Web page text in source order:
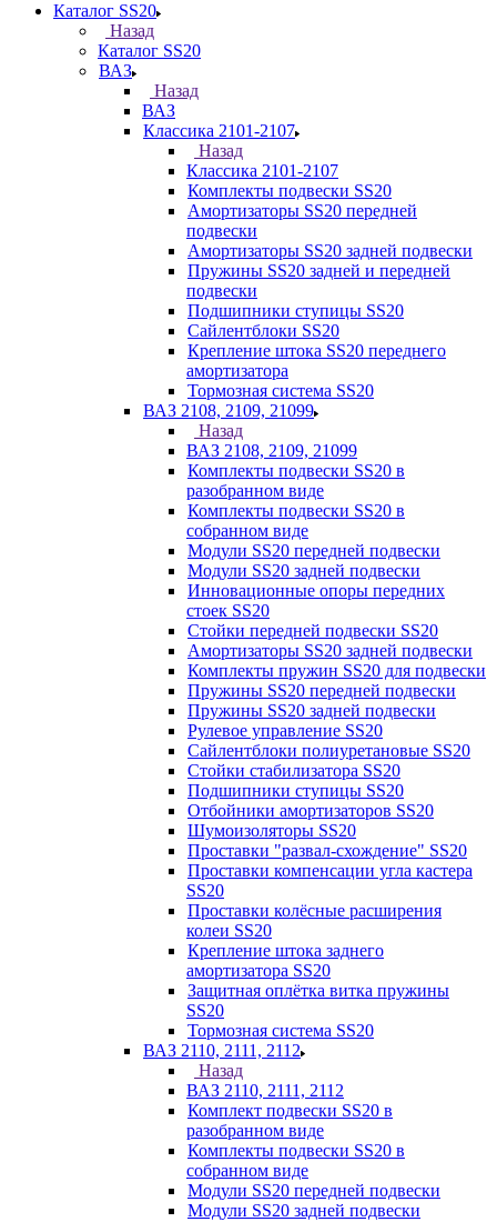
Каталог SS20
Назад
Каталог SS20
ВАЗ
Назад
ВАЗ
Классика 2101-2107
Назад
Классика 2101-2107
Комплекты подвески SS20
Амортизаторы SS20 передней
подвески
Амортизаторы SS20 задней подвески
Пружины SS20 задней и передней
подвески
Подшипники ступицы SS20
Сайлентблоки SS20
Крепление штока SS20 переднего
амортизатора
Тормозная система SS20
ВАЗ 2108, 2109, 21099
Назад
ВАЗ 2108, 2109, 21099
Комплекты подвески SS20 в
разобранном виде
Комплекты подвески SS20 в
собранном виде
Модули SS20 передней подвески
Модули SS20 задней подвески
Инновационные опоры передних
стоек SS20
Стойки передней подвески SS20
Амортизаторы SS20 задней подвески
Комплекты пружин SS20 для подвески
Пружины SS20 передней подвески
Пружины SS20 задней подвески
Рулевое управление SS20
Сайлентблоки полиуретановые SS20
Стойки стабилизатора SS20
Подшипники ступицы SS20
Отбойники амортизаторов SS20
Шумоизоляторы SS20
Проставки "развал-схождение" SS20
Проставки компенсации угла кастера
SS20
Проставки колёсные расширения
колеи SS20
Крепление штока заднего
амортизатора SS20
Защитная оплётка витка пружины
SS20
Тормозная система SS20
ВАЗ 2110, 2111, 2112
Назад
ВАЗ 2110, 2111, 2112
Комплект подвески SS20 в
разобранном виде
Комплекты подвески SS20 в
собранном виде
Модули SS20 передней подвески
Модули SS20 задней подвески